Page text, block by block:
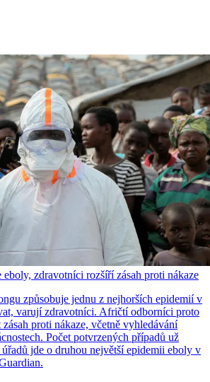
zdravotníci rozšíří zásah proti nákaze
způsobuje jednu z nejhorších epidemií v
varují zdravotníci. Afričtí odborníci proto
proti nákaze, včetně vyhledávání
Počet potvrzených případů už
jde o druhou největší epidemii eboly v